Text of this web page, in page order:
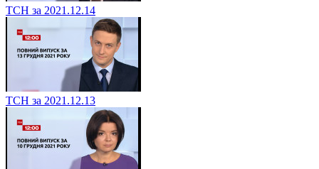
ТСН за 2021.12.14
ТСН за 2021.12.13